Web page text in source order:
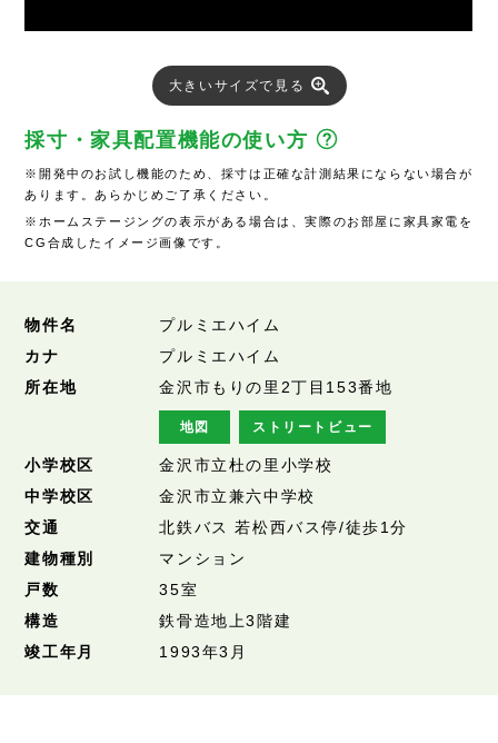
大きいサイズで見る
採寸・家具配置機能の使い方
※開発中のお試し機能のため、採寸は正確な計測結果にならない場合が
あります。あらかじめご了承ください。
※ホームステージングの表示がある場合は、実際のお部屋に家具家電を
CG合成したイメージ画像です。
物件名
プルミエハイム
カナ
プルミエハイム
所在地
金沢市もりの里2丁目153番地
地図 ストリートビュー
小学校区
金沢市立杜の里小学校
中学校区
金沢市立兼六中学校
交通
北鉄バス 若松西バス停/徒歩1分
建物種別
マンション
戸数
35室
構造
鉄骨造地上3階建
竣工年月
1993年3月